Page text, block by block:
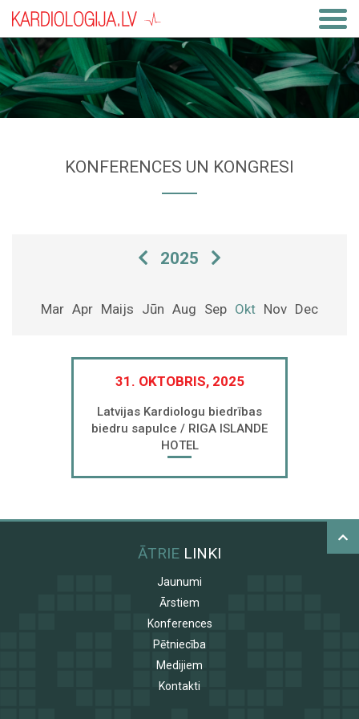
KONFERENCES UN KONGRESI
2025
Mar Apr Maijs Jūn Aug Sep Okt Nov Dec
31. OKTOBRIS, 2025
Latvijas Kardiologu biedrības
biedru sapulce / RIGA ISLANDE
HOTEL
ĀTRIE LINKI
Jaunumi
Ārstiem
Konferences
Pētniecība
Medijiem
Kontakti